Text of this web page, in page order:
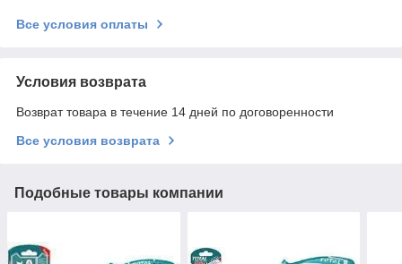
Все условия оплаты
Условия возврата
Возврат товара в течение 14 дней по договоренности
Все условия возврата
Подобные товары компании